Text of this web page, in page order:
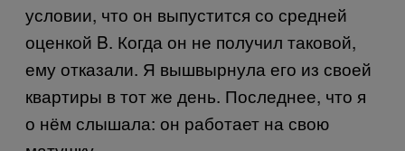
условии, что он выпустится со средней
оценкой B. Когда он не получил таковой,
ему отказали. Я вышвырнула его из своей
квартиры в тот же день. Последнее, что я
о нём слышала: он работает на свою